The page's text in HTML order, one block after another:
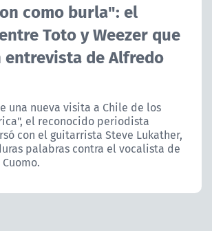
TRANSPARENCIA
como burla": el
Toto y Weezer que
entrevista de Alfredo
una nueva visita a Chile de los
el reconocido periodista
con el guitarrista Steve Lukather,
palabras contra el vocalista de